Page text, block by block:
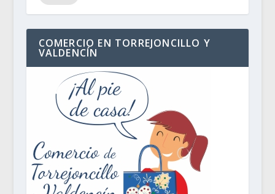
COMERCIO EN TORREJONCILLO Y
VALDENCÍN